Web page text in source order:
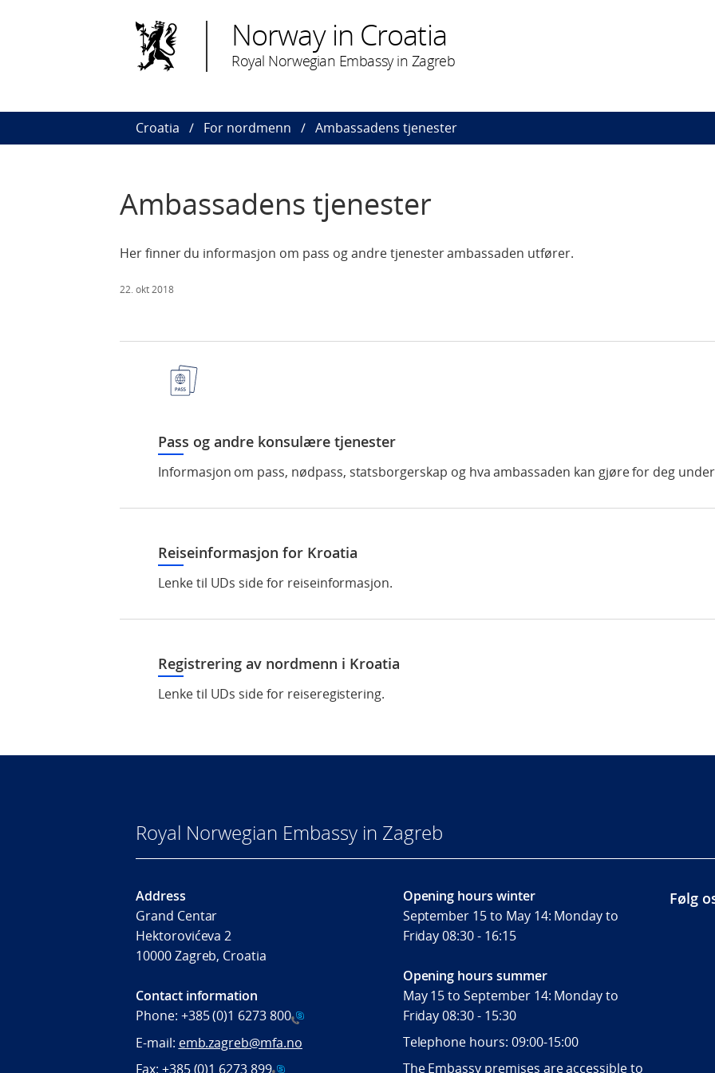
Norway in Croatia
Royal Norwegian Embassy in Zagreb
Croatia For nordmenn Ambassadens tjenester
Ambassadens tjenester
Her finner du informasjon om pass og andre tjenester ambassaden utfører.
22. okt 2018
Pass og andre konsulære tjenester
Informasjon om pass, nødpass, statsborgerskap og hva ambassaden kan gjøre for deg
Reiseinformasjon for Kroatia
Lenke til UDs side for reiseinformasjon.
Registrering av nordmenn i Kroatia
Lenke til UDs side for reiseregistering.
Royal Norwegian Embassy in Zagreb
Address
Grand Centar
Hektorovićeva 2
10000 Zagreb, Croatia
Contact information
Phone: +385 (0)1 6273 800
E-mail: emb.zagreb@mfa.no
Fax: +385 (0)1 6273 899
Opening hours winter
September 15 to May 14: Monday to
Friday 08:30 - 16:15
Opening hours summer
May 15 to September 14: Monday to
Friday 08:30 - 15:30
Telephone hours: 09:00-15:00
The Embassy premises are accessible to
Følg